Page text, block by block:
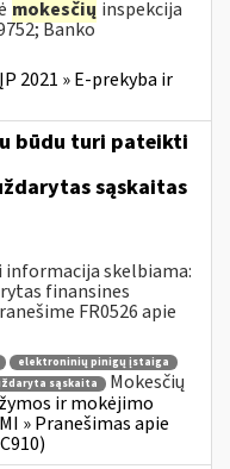
mokesčių inspekcija
Banko
2021 » E-prekyba ir
būdu turi pateikti
sąskaitas
informacija skelbiama:
finansines
FR0526 apie
elektroninių pinigų įstaiga
sąskaita
Mokesčių
ir mokėjimo
» Pranešimas apie